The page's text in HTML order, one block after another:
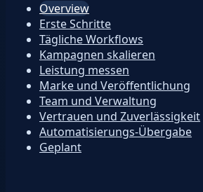
Overview
Erste Schritte
Tägliche Workflows
Kampagnen skalieren
Leistung messen
Marke und Veröffentlichung
Team und Verwaltung
Vertrauen und Zuverlässigkeit
Automatisierungs-Übergabe
Geplant